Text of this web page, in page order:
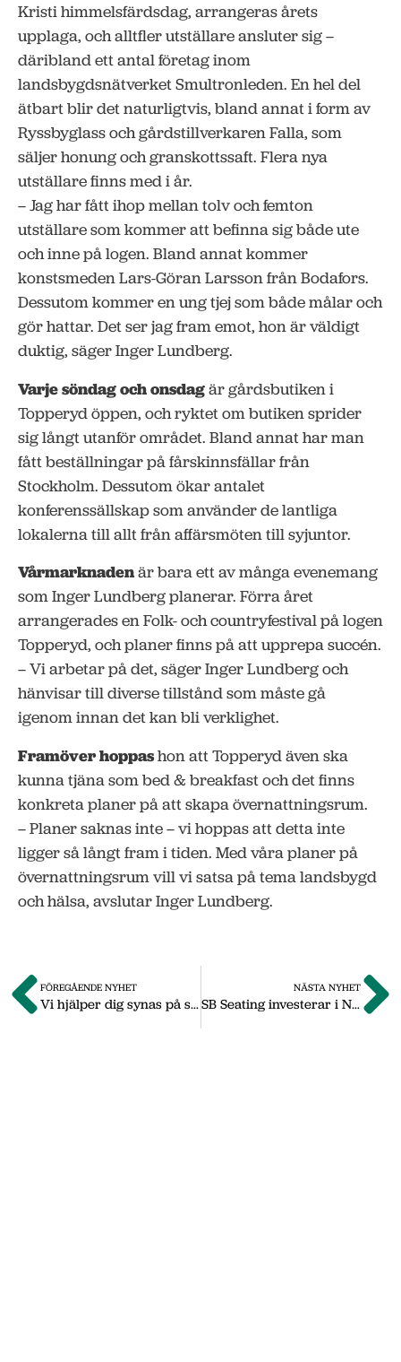
Kristi himmelsfärdsdag, arrangeras årets
upplaga, och alltfler utställare ansluter sig –
däribland ett antal företag inom
landsbygdsnätverket Smultronleden. En hel del
ätbart blir det naturligtvis, bland annat i form av
Ryssbyglass och gårdstillverkaren Falla, som
säljer honung och granskottssaft. Flera nya
utställare finns med i år.
– Jag har fått ihop mellan tolv och femton
utställare som kommer att befinna sig både ute
och inne på logen. Bland annat kommer
konstsmeden Lars-Göran Larsson från Bodafors.
Dessutom kommer en ung tjej som både målar och
gör hattar. Det ser jag fram emot, hon är väldigt
duktig, säger Inger Lundberg.
Varje söndag och onsdagär gårdsbutiken i
Topperyd öppen, och ryktet om butiken sprider
sig långt utanför området. Bland annat har man
fått beställningar på fårskinnsfällar från
Stockholm. Dessutom ökar antalet
konferenssällskap som använder de lantliga
lokalerna till allt från affärsmöten till syjuntor.
Vårmarknadenär bara ett av många evenemang
som Inger Lundberg planerar. Förra året
arrangerades en Folk- och countryfestival på logen
Topperyd, och planer finns på att upprepa succén.
– Vi arbetar på det, säger Inger Lundberg och
hänvisar till diverse tillstånd som måste gå
igenom innan det kan bli verklighet.
Framöver hoppashon att Topperyd även ska
kunna tjäna som bed & breakfast och det finns
konkreta planer på att skapa övernattningsrum.
– Planer saknas inte – vi hoppas att detta inte
ligger så långt fram i tiden. Med våra planer på
övernattningsrum vill vi satsa på tema landsbygd
och hälsa, avslutar Inger Lundberg.
FÖREGÅENDE NYHET
Vi hjälper dig synas på stan
NÄSTA NYHET
SB Seating investerar i Nässjö